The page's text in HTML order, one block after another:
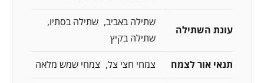
עונת השתילה
שתילה באביב שתילה בסתיו
שתילה בקיץ
תנאי אור לצמח צמחי חצי צל צמחי שמש מלאה